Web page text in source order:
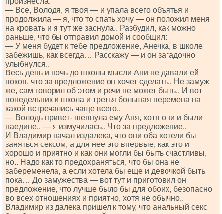
— Все, Володя, я твоя — и упала всего объятья и
продолжила — я, что то спать хочу — он положил меня
на кровать и я тут же заснула.. Разбудил, как можно
раньше, что бы отправил домой и сообщил:
— У меня будет к тебе предложение, Анечка, в школе
забежишь, как всегда… Расскажу — и он загадочно
улыбнулся..
Весь день и ночь до школы мысли Ани не давали ей
покоя, что за предложение он хочет сделать.. Не замуж
же, сам говорил об этом и речи не может быть.. И вот
понедельник и школа и третья большая перемена на
какой встречались чаще всего..
— Володь привет- шепнула ему Аня, хотя они и были
наедине.. — я измучилась.. Что за предложение..
И Владимир начал издалека, что они оба хотели бы
заняться сексом, а для нее это впервые, как это и
хорошо и приятно и как они могли бы быть счастливы,
но.. Надо как то предохраняться, что бы она не
забеременела, а если хотела бы еще и девочкой быть
пока… До замужества — вот тут и приготовил он
предложение, что лучше было бы для обоих, безопасно
во всех отношениях и приятно, хотя не обычно..
Владимир из далека пришел к тому, что анальный секс